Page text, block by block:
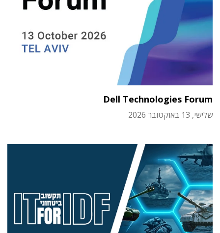
Dell Technologies Forum
שלישי, 13 באוקטובר 2026